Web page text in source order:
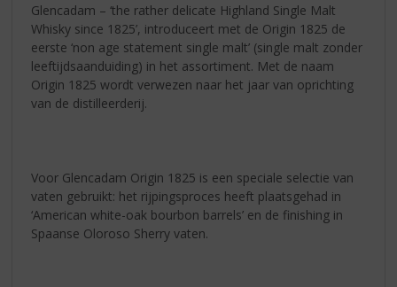
Glencadam – ‘the rather delicate Highland Single Malt
Whisky since 1825’, introduceert met de Origin 1825 de
eerste ‘non age statement single malt’ (single malt zonder
leeftijdsaanduiding) in het assortiment. Met de naam
Origin 1825 wordt verwezen naar het jaar van oprichting
van de distilleerderij.
Voor Glencadam Origin 1825 is een speciale selectie van
vaten gebruikt: het rijpingsproces heeft plaatsgehad in
‘American white-oak bourbon barrels’ en de finishing in
Spaanse Oloroso Sherry vaten.